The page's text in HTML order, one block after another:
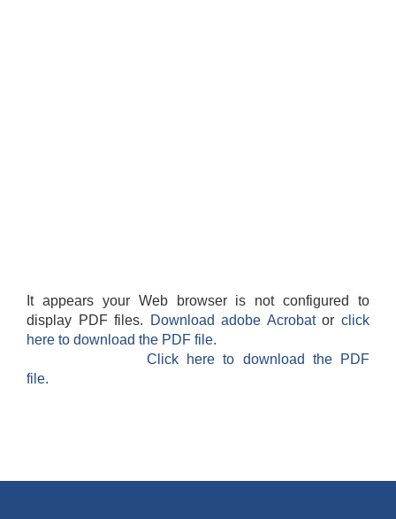
It appears your Web browser is not configured to
display PDF files.
Download adobe Acrobatorclick
here to download the PDF file.
Click here to download the PDF
file.